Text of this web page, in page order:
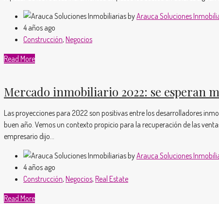
byArauca Soluciones
4 años ago
Construcción, Negocios
Read More
Mercado inmobiliario 2022: se esperan
Las proyecciones para 2022 son positivas entre los desarrolladores
buen año. Vemos un contexto propicio para la recuperación de las
empresario dijo...
byArauca Soluciones
4 años ago
Construcción, Negocios, Real Estate
Read More